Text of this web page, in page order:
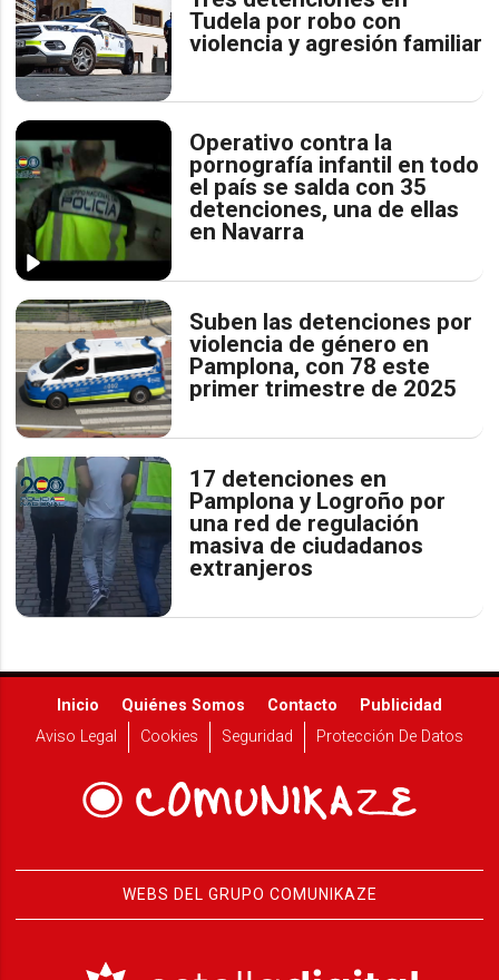
Tudela por robo con
violencia y agresión familiar
Operativo contra la
pornografía infantil en todo
el país se salda con 35
detenciones, una de ellas
en Navarra
Suben las detenciones por
violencia de género en
Pamplona, con 78 este
primer trimestre de 2025
17 detenciones en
Pamplona y Logroño por
una red de regulación
masiva de ciudadanos
extranjeros
Inicio Quiénes Somos Contacto
Publicidad
Aviso Legal
Cookies Seguridad Protección De Datos
WEBS DEL GRUPO COMUNIKAZE